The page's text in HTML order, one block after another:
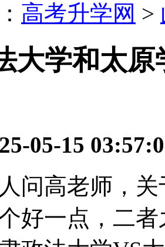
高考升学网 >
大学和太原
05-15
问高老师，
好一点，二